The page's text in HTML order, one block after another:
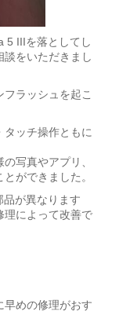
5 IIIを落としてし
談をいただきまし
ラッシュを起こ
タッチ操作ともに
写真やアプリ、
ができました。
が異なります
理によって改善で
早めの修理がおす